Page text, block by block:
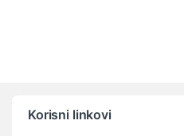
Korisni linkovi